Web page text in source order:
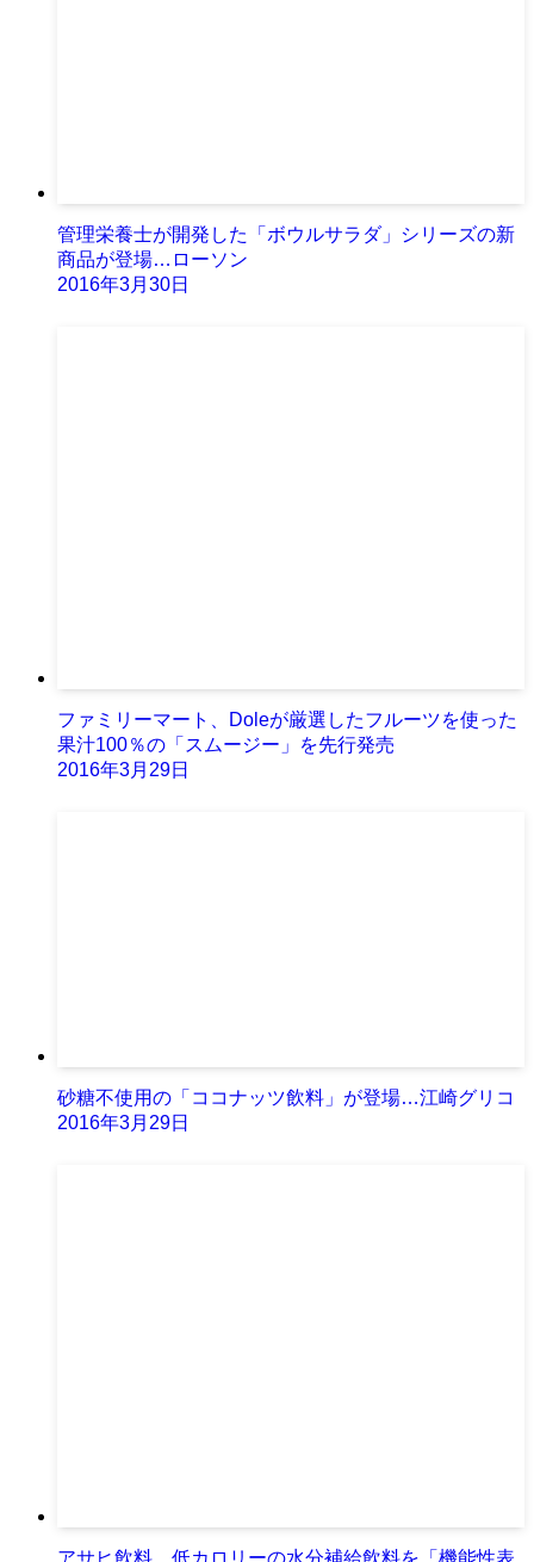
管理栄養士が開発した「ボウルサラダ」シリーズの新
商品が登場…ローソン
2016年3月30日
ファミリーマート、Doleが厳選したフルーツを使った
果汁100％の「スムージー」を先行発売
2016年3月29日
砂糖不使用の「ココナッツ飲料」が登場…江崎グリコ
2016年3月29日
アサヒ飲料、低カロリーの水分補給飲料を「機能性表